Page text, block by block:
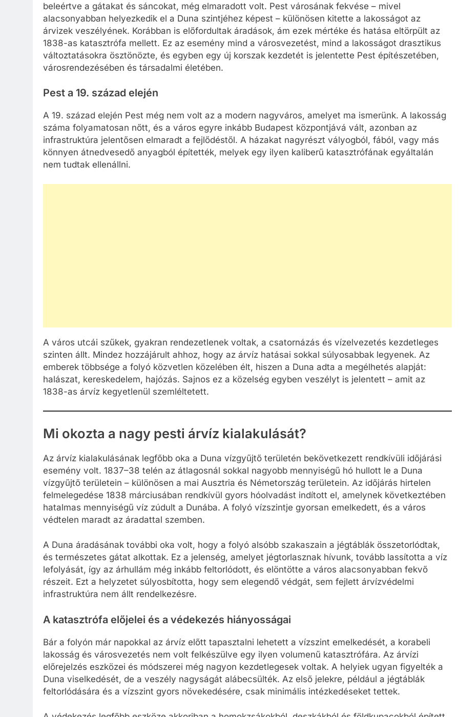
beleértve a gátakat és sáncokat, még elmaradott volt. Pest városának fekvése – mivel
alacsonyabban helyezkedik el a Duna szintjéhez képest – különösen kitette a lakosságot az
árvizek veszélyének. Korábban is előfordultak áradások, ám ezek mértéke és hatása eltörpült az
1838-as katasztrófa mellett. Ez az esemény mind a városvezetést, mind a lakosságot drasztikus
változtatásokra ösztönözte, és egyben egy új korszak kezdetét is jelentette Pest építészetében,
városrendezésében és társadalmi életében.
Pest a 19. század elején
A 19. század elején Pest még nem volt az a modern nagyváros, amelyet ma ismerünk. A lakosság
száma folyamatosan nőtt, és a város egyre inkább Budapest központjává vált, azonban az
infrastruktúra jelentősen elmaradt a fejlődéstől. A házakat nagyrészt vályogból, fából, vagy más
könnyen átnedvesedő anyagból építették, melyek egy ilyen kaliberű katasztrófának egyáltalán
nem tudtak ellenállni.
A város utcái szűkek, gyakran rendezetlenek voltak, a csatornázás és vízelvezetés kezdetleges
szinten állt. Mindez hozzájárult ahhoz, hogy az árvíz hatásai sokkal súlyosabbak legyenek. Az
emberek többsége a folyó közvetlen közelében élt, hiszen a Duna adta a megélhetés alapját:
halászat, kereskedelem, hajózás. Sajnos ez a közelség egyben veszélyt is jelentett – amit az
1838-as árvíz kegyetlenül szemléltetett.
Mi okozta a nagy pesti árvíz kialakulását?
Az árvíz kialakulásának legfőbb oka a Duna vízgyűjtő területén bekövetkezett rendkívüli időjárási
esemény volt. 1837–38 telén az átlagosnál sokkal nagyobb mennyiségű hó hullott le a Duna
vízgyűjtő területein – különösen a mai Ausztria és Németország területein. Az időjárás hirtelen
felmelegedése 1838 márciusában rendkívül gyors hóolvadást indított el, amelynek következtében
hatalmas mennyiségű víz zúdult a Dunába. A folyó vízszintje gyorsan emelkedett, és a város
védtelen maradt az áradattal szemben.
A Duna áradásának további oka volt, hogy a folyó alsóbb szakaszain a jégtáblák összetorlódtak,
és természetes gátat alkottak. Ez a jelenség, amelyet jégtorlasznak hívunk, tovább lassította a víz
lefolyását, így az árhullám még inkább feltorlódott, és elöntötte a város alacsonyabban fekvő
részeit. Ezt a helyzetet súlyosbította, hogy sem elegendő védgát, sem fejlett árvízvédelmi
infrastruktúra nem állt rendelkezésre.
A katasztrófa előjelei és a védekezés hiányosságai
Bár a folyón már napokkal az árvíz előtt tapasztalni lehetett a vízszint emelkedését, a korabeli
lakosság és városvezetés nem volt felkészülve egy ilyen volumenű katasztrófára. Az árvízi
előrejelzés eszközei és módszerei még nagyon kezdetlegesek voltak. A helyiek ugyan figyelték a
Duna viselkedését, de a veszély nagyságát alábecsülték. Az első jelekre, például a jégtáblák
feltorlódására és a vízszint gyors növekedésére, csak minimális intézkedéseket tettek.